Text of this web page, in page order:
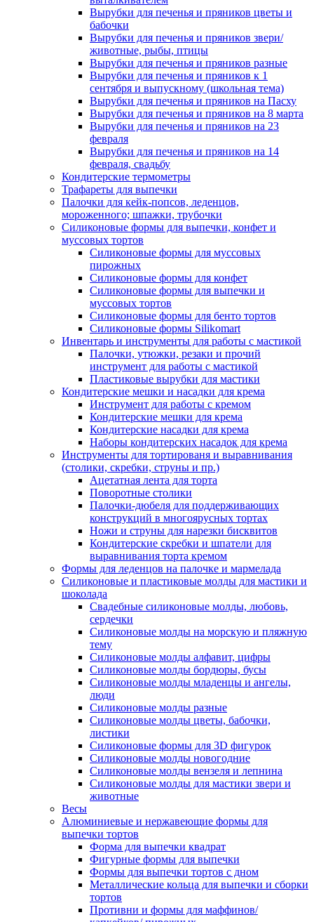
Вырубки для печенья и пряников цветы и
бабочки
Вырубки для печенья и пряников звери/
животные, рыбы, птицы
Вырубки для печенья и пряников разные
Вырубки для печенья и пряников к 1
сентября и выпускному (школьная тема)
Вырубки для печенья и пряников на Пасху
Вырубки для печенья и пряников на 8 марта
Вырубки для печенья и пряников на 23
февраля
Вырубки для печенья и пряников на 14
февраля, свадьбу
Кондитерские термометры
Трафареты для выпечки
Палочки для кейк-попсов, леденцов,
мороженного; шпажки, трубочки
Силиконовые формы для выпечки, конфет и
муссовых тортов
Силиконовые формы для муссовых
пирожных
Силиконовые формы для конфет
Силиконовые формы для выпечки и
муссовых тортов
Силиконовые формы для бенто тортов
Силиконовые формы Silikomart
Инвентарь и инструменты для работы с мастикой
Палочки, утюжки, резаки и прочий
инструмент для работы с мастикой
Пластиковые вырубки для мастики
Кондитерские мешки и насадки для крема
Инструмент для работы с кремом
Кондитерские мешки для крема
Кондитерские насадки для крема
Наборы кондитерских насадок для крема
Инструменты для тортированя и выравнивания
(столики, скребки, струны и пр.)
Ацетатная лента для торта
Поворотные столики
Палочки-дюбеля для поддерживающих
конструкций в многоярусных тортах
Ножи и струны для нарезки бисквитов
Кондитерские скребки и шпатели для
выравнивания торта кремом
Формы для леденцов на палочке и мармелада
Силиконовые и пластиковые молды для мастики и
шоколада
Свадебные силиконовые молды, любовь,
сердечки
Силиконовые молды на морскую и пляжную
тему
Силиконовые молды алфавит, цифры
Силиконовые молды бордюры, бусы
Силиконовые молды младенцы и ангелы,
люди
Силиконовые молды разные
Силиконовые молды цветы, бабочки,
листики
Силиконовые формы для 3D фигурок
Силиконовые молды новогодние
Силиконовые молды вензеля и лепнина
Силиконовые молды для мастики звери и
животные
Весы
Алюминиевые и нержавеющие формы для
выпечки тортов
Форма для выпечки квадрат
Фигурные формы для выпечки
Формы для выпечки тортов с дном
Металлические кольца для выпечки и сборки
тортов
Противни и формы для маффинов/